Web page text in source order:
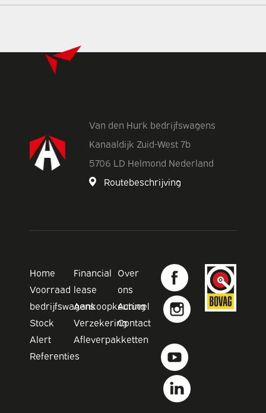
Van den Hurk bedrijfswagens
Kanaaldijk Zuid-West 7b
5706 LD Helmond Nederland
Routebeschrijving
Home
Voorraad
bedrijfswagens
Stock
Alert
Referenties
Financial
lease
Aankoopkeuring
Verzekering
Afleverpakketten
Over
ons
Actueel
Contact